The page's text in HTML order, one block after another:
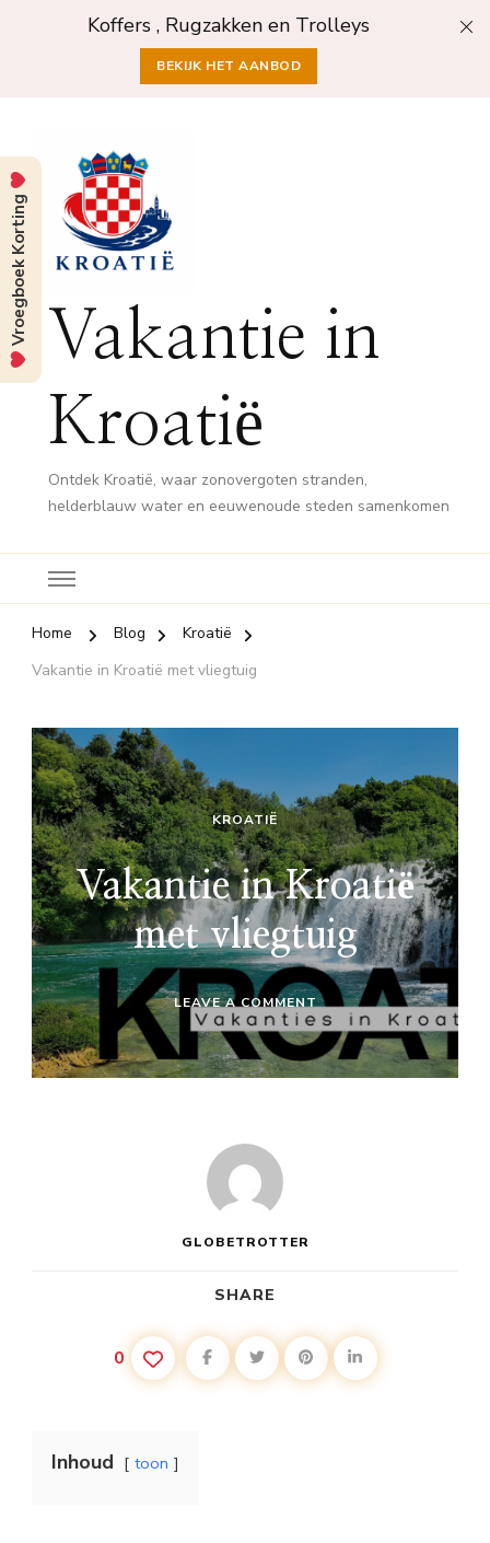
Koffers , Rugzakken en Trolleys
BEKIJK HET AANBOD
Vakantie in
Kroatië
Ontdek Kroatië, waar zonovergoten stranden,
helderblauw water en eeuwenoude steden samenkomen
Home Blog
Kroatië
Vakantie in Kroatië met vliegtuig
KROATIË
Vakantie in Kroatië
met vliegtuig
LEAVE A COMMENTON
VAKANTIE
IN
KROATIË
MET
GLOBETROTTER
SHARE
0
Inhoud toon
Vroegboek Korting